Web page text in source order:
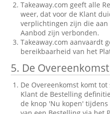
Takeaway.com geeft alle
weer, dat voor de Klant
verplichtingen zijn die
Aanbod zijn verbonden.
Takeaway.com aanvaardt
bereikbaarheid van het
5. De Overeenkomst
De Overeenkomst komt
Klant de Bestelling
de knop 'Nu kopen'